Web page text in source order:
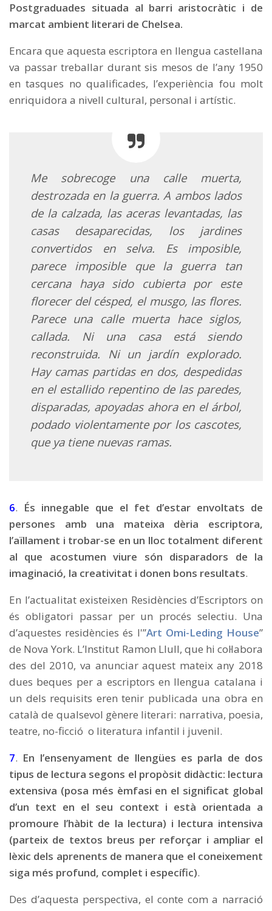
Postgraduades situada al barri aristocràtic i de
marcat ambient literari de Chelsea.
Encara que aquesta escriptora en llengua castellana
va passar treballar durant sis mesos de l’any 1950
en tasques no qualificades, l’experiència fou molt
enriquidora a nivell cultural, personal i artístic.
Me sobrecoge una calle muerta,
destrozada en la guerra. A ambos lados
de la calzada, las aceras levantadas, las
casas desaparecidas, los jardines
convertidos en selva. Es imposible,
parece imposible que la guerra tan
cercana haya sido cubierta por este
florecer del césped, el musgo, las flores.
Parece una calle muerta hace siglos,
callada. Ni una casa está siendo
reconstruida. Ni un jardín explorado.
Hay camas partidas en dos, despedidas
en el estallido repentino de las paredes,
disparadas, apoyadas ahora en el árbol,
podado violentamente por los cascotes,
que ya tiene nuevas ramas.
6. És innegable que el fet d’estar envoltats de
persones amb una mateixa dèria escriptora,
l’aïllament i trobar-se en un lloc totalment diferent
al que acostumen viure són disparadors de la
imaginació, la creativitat i donen bons resultats.
En l’actualitat existeixen Residències d’Escriptors on
és obligatori passar per un procés selectiu. Una
d’aquestes residències és l'”Art Omi-Leding House”
de Nova York. L’Institut Ramon Llull, que hi col·labora
des del 2010, va anunciar aquest mateix any 2018
dues beques per a escriptors en llengua catalana i
un dels requisits eren tenir publicada una obra en
català de qualsevol gènere literari: narrativa, poesia,
teatre, no-ficció o literatura infantil i juvenil.
7. En l’ensenyament de llengües es parla de dos
tipus de lectura segons el propòsit didàctic: lectura
extensiva (posa més èmfasi en el significat global
d’un text en el seu context i està orientada a
promoure l’hàbit de la lectura) i lectura intensiva
(parteix de textos breus per reforçar i ampliar el
lèxic dels aprenents de manera que el coneixement
siga més profund, complet i específic).
Des d’aquesta perspectiva, el conte com a narració